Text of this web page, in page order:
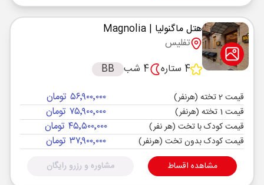
هتل ماگنولیا | Magnolia
تفلیس
4 ستاره
4 شب BB
قیمت 2 تخته (هرنفر) ۵۶٬۹۰۰٬۰۰۰ تومان
قیمت 1 تخته (هرنفر) ۷۵٬۹۰۰٬۰۰۰ تومان
قیمت کودک با تخت (هر نفر) ۴۵٬۵۰۰٬۰۰۰ تومان
قیمت کودک بدون تخت (هرنفر) ۳۷٬۹۰۰٬۰۰۰ تومان
مشاهده اقساط مشاوره و رزرو رایگان